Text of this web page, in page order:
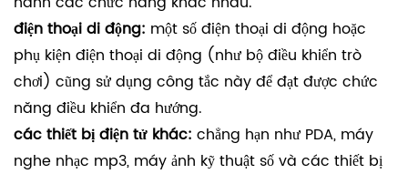
điện thoại di động: một số điện thoại di động hoặc
phụ kiện điện thoại di động (như bộ điều khiển trò
chơi) cũng sử dụng công tắc này để đạt được chức
năng điều khiển đa hướng.
các thiết bị điện tử khác: chẳng hạn như PDA, máy
nghe nhạc mp3, máy ảnh kỹ thuật số và các thiết bị